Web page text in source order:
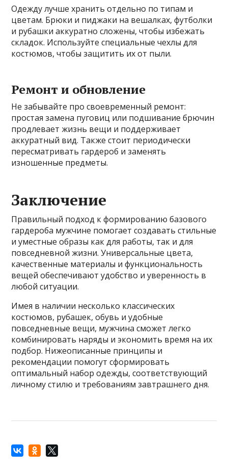
Одежду лучше хранить отдельно по типам и
цветам. Брюки и пиджаки на вешалках, футболки
и рубашки аккуратно сложены, чтобы избежать
складок. Используйте специальные чехлы для
костюмов, чтобы защитить их от пыли.
Ремонт и обновление
Не забывайте про своевременный ремонт:
простая замена пуговиц или подшивание брючин
продлевает жизнь вещи и поддерживает
аккуратный вид. Также стоит периодически
пересматривать гардероб и заменять
изношенные предметы.
Заключение
Правильный подход к формированию базового
гардероба мужчине помогает создавать стильные
и уместные образы как для работы, так и для
повседневной жизни. Универсальные цвета,
качественные материалы и функциональность
вещей обеспечивают удобство и уверенность в
любой ситуации.
Имея в наличии несколько классических
костюмов, рубашек, обувь и удобные
повседневные вещи, мужчина сможет легко
комбинировать наряды и экономить время на их
подбор. Нижеописанные принципы и
рекомендации помогут сформировать
оптимальный набор одежды, соответствующий
личному стилю и требованиям завтрашнего дня.